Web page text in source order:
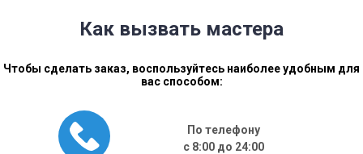
Как вызвать мастера
Чтобы сделать заказ, воспользуйтесь наиболее удобным для
вас способом:
По телефону
с 8:00 до 24:00